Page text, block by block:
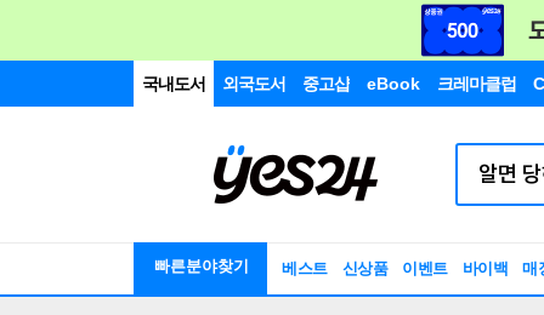
국내도서 외국도서 중고샵 eBook 크레마클럽
빠른분야찾기 베스트 신상품 이벤트 바이백 매